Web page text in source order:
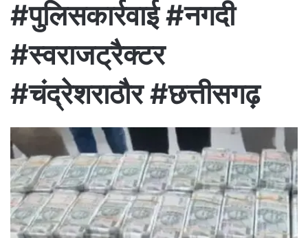
#पुलिसकार्रवाई #नगदी
#स्वराजट्रैक्टर
#चंद्रेशराठौर #छत्तीसगढ़